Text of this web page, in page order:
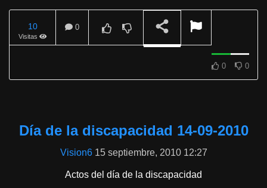
10
Visitas
0
0 0
Día de la discapacidad 14-09-2010
Vision6 15 septiembre, 2010 12:27
Actos del día de la discapacidad